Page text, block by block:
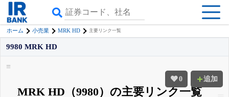
ホーム 小売業 MRK HD 主要リンク一覧
0 追加
9980 MRK HD
MRK HD（9980）の主要リンク一覧